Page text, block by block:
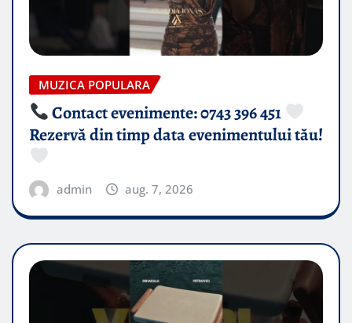
MUZICA POPULARA
Contact evenimente: 0743 396 451
Rezervă din timp data evenimentului tău!
admin aug. 7, 2026